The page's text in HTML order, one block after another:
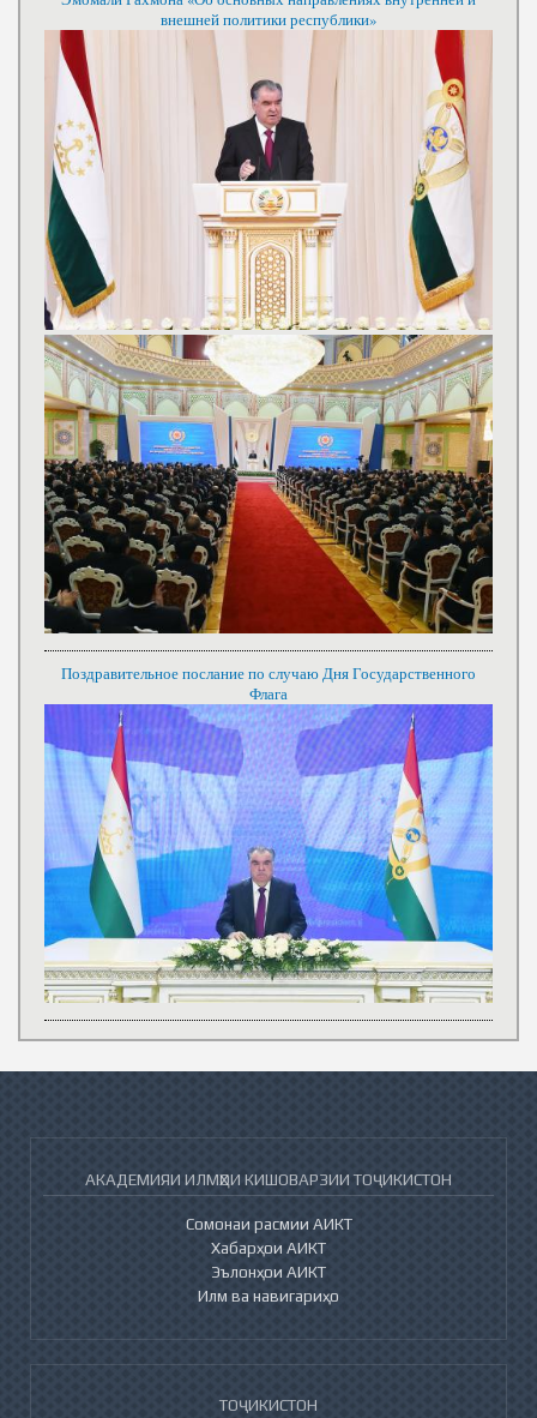
внешней политики республики»
Поздравительное послание по случаю Дня Государственного
Флага
АКАДЕМИЯИ ИЛМҲОИ КИШОВАРЗИИ ТОҶИКИСТОН
Сомонаи расмии АИКТ
Хабарҳои АИКТ
Эълонҳои АИКТ
Илм ва навигариҳо
ТОҶИКИСТОН